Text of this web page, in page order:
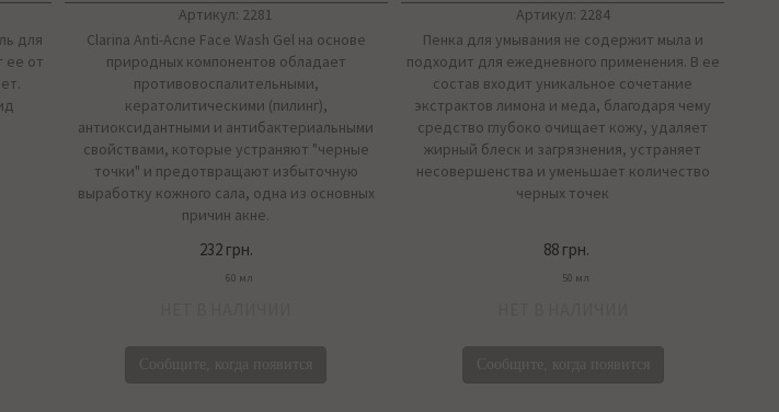
для
ее от
Артикул: 2281
Clarina Anti-Acne Face Wash Gel на основе
природных компонентов обладает
противовоспалительными,
кератолитическими (пилинг),
антиоксидантными и антибактериальными
свойствами, которые устраняют "черные
точки" и предотвращают избыточную
выработку кожного сала, одна из основных
причин акне.
232 грн.
60 мл
Артикул: 2284
Пенка для умывания не содержит мыла и
подходит для ежедневного применения. В ее
состав входит уникальное сочетание
экстрактов лимона и меда, благодаря чему
средство глубоко очищает кожу, удаляет
жирный блеск и загрязнения, устраняет
несовершенства и уменьшает количество
черных точек
88 грн.
50 мл